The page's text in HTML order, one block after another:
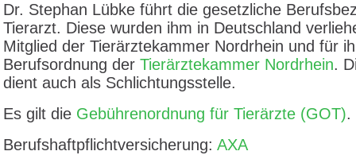
Dr. Stephan Lübke führt die gesetzliche
Tierarzt. Diese wurden ihm in Deutschland
Mitglied der Tierärztekammer Nordrhein und für
Berufsordnung der Tierärztekammer Nordrhein.
dient auch als Schlichtungsstelle.
Es gilt die Gebührenordnung für Tierärzte (GOT).
Berufshaftpflichtversicherung: AXA